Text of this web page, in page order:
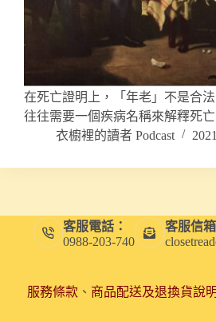
在死亡證明上，「年老」不是合
往往需要一個疾病名稱來解釋死亡
衣櫥裡的讀者 Podcast
客服電話：
0988-203-740
客服信箱
服務條款、 商品配送及退換貨說明